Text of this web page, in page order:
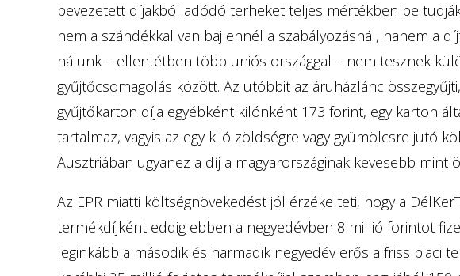
bevezetett díjakból adódó terheket teljes mértékben be
nem a szándékkal van baj ennél a szabályozásnál, hanem a
nálunk – ellentétben több uniós országgal – nem tesznek
gyűjtőcsomagolás között. Az utóbbit az áruházlánc
gyűjtőkarton díja egyébként kilónként 173 forint, egy karton
tartalmaz, vagyis az egy kiló zöldségre vagy gyümölcsre jutó
Ausztriában ugyanez a díj a magyarországinak kevesebb mint
Az EPR miatti költségnövekedést jól érzékelteti, hogy a
termékdíjként eddig ebben a negyedévben 8 millió forintot
leginkább a második és harmadik negyedév erős a friss piaci